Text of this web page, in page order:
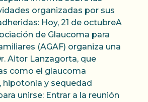
organizadas por sus
Hoy, 21 de octubreA
de Glaucoma para
(AGAF) organiza una
Aitor Lanzagorta, que
como el glaucoma
y sequedad
unirse: Entrar a la reunión